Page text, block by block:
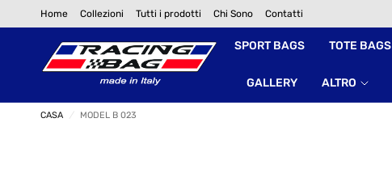
Home Collezioni Tutti i prodotti Chi Sono Contatti
SPORT BAGS TOTE BAGS
GALLERY ALTRO
CASA MODEL B 023